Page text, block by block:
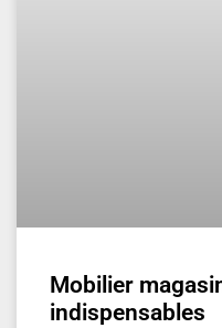
Mobilier
indispensables